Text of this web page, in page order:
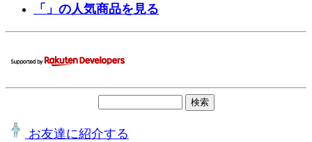
「」の人気商品を見る
お友達に紹介する